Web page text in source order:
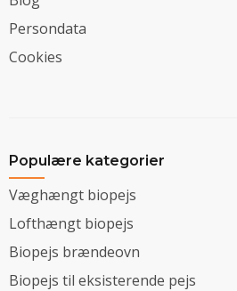
Persondata
Cookies
Populære kategorier
Væghængt biopejs
Lofthængt biopejs
Biopejs brændeovn
Biopejs til eksisterende pejs